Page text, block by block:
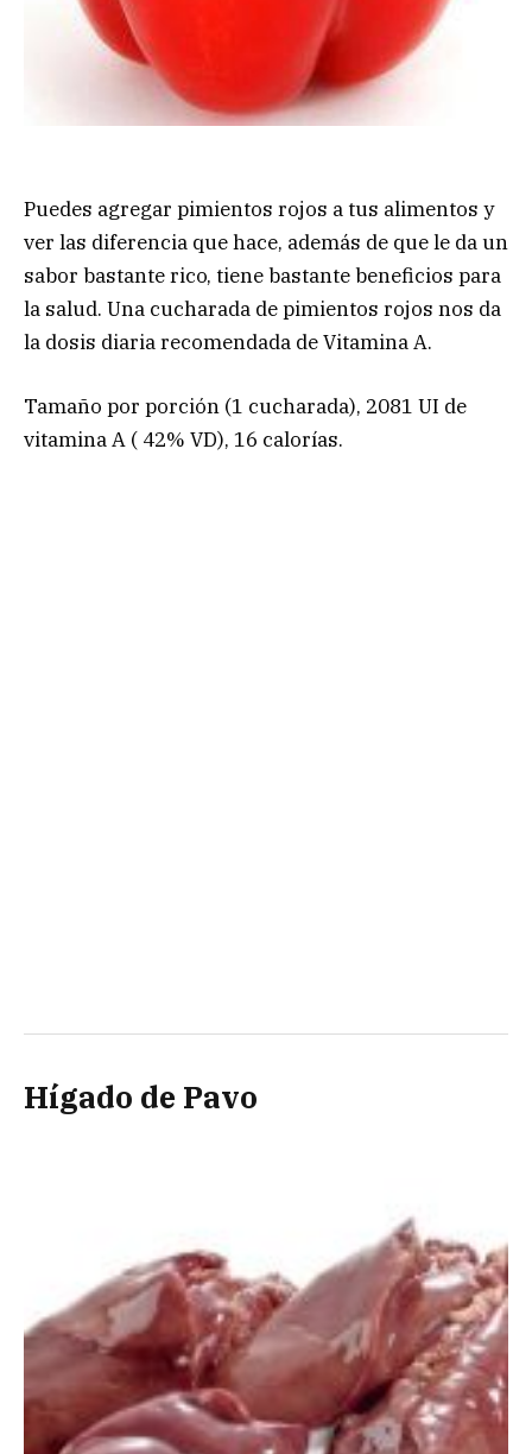
Puedes agregar pimientos rojos a tus alimentos y
ver las diferencia que hace, además de que le da un
sabor bastante rico, tiene bastante beneficios para
la salud. Una cucharada de pimientos rojos nos da
la dosis diaria recomendada de Vitamina A.
Tamaño por porción (1 cucharada), 2081 UI de
vitamina A ( 42% VD), 16 calorías.
Hígado de Pavo